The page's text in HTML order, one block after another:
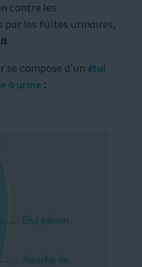
contre les
par les fuites urinaires,
.
se compose d'un étui
à urine :